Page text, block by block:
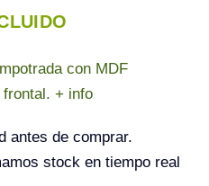
con MDF
+ info
antes de comprar.
stock en tiempo real